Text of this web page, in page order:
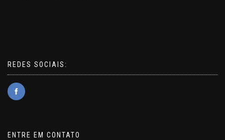
REDES SOCIAIS:
ENTRE EM CONTATO